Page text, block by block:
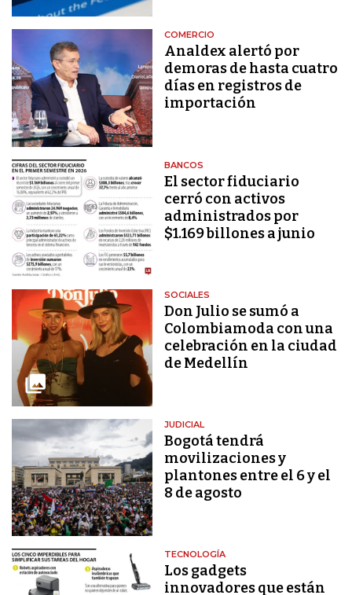
COMERCIO
Analdex alertó por
demoras de hasta cuatro
días en registros de
importación
BANCOS
El sector fiduciario
cerró con activos
administrados por
$1.169 billones a junio
SOCIALES
Don Julio se sumó a
Colombiamoda con una
celebración en la ciudad
de Medellín
JUDICIAL
Bogotá tendrá
movilizaciones y
plantones entre el 6 y el
8 de agosto
TECNOLOGÍA
Los gadgets
innovadores que están